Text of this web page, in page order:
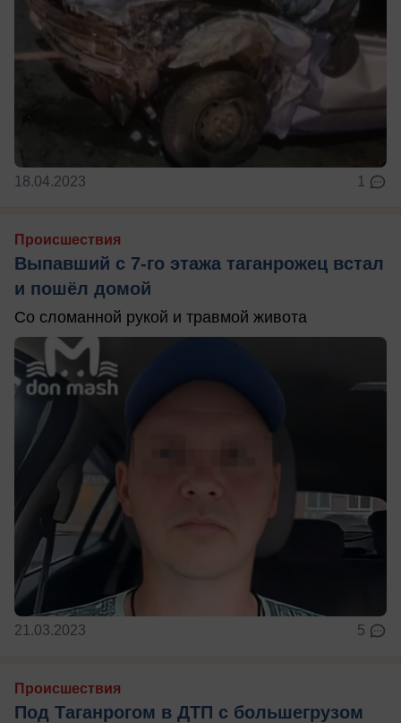
18.04.2023 1
Происшествия
Выпавший с 7-го этажа таганрожец встал
и пошёл домой
Со сломанной рукой и травмой живота
21.03.2023 5
Происшествия
Под Таганрогом в ДТП с большегрузом